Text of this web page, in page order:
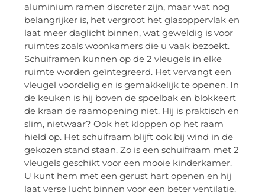
aluminium ramen discreter zijn, maar wat nog
belangrijker is, het vergroot het glasoppervlak en
laat meer daglicht binnen, wat geweldig is voor
ruimtes zoals woonkamers die u vaak bezoekt.
Schuiframen kunnen op de 2 vleugels in elke
ruimte worden geïntegreerd. Het vervangt een
vleugel voordelig en is gemakkelijk te openen. In
de keuken is hij boven de spoelbak en blokkeert
de kraan de raamopening niet. Hij is praktisch en
slim, nietwaar? Ook het kloppen op het raam
hield op. Het schuifraam blijft ook bij wind in de
gekozen stand staan. Zo is een schuifraam met 2
vleugels geschikt voor een mooie kinderkamer.
U kunt hem met een gerust hart openen en hij
laat verse lucht binnen voor een beter ventilatie.